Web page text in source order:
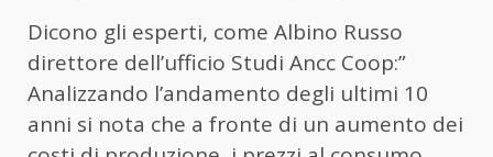
Dicono gli esperti, come Albino Russo
direttore dell’ufficio Studi Ancc Coop:”
Analizzando l’andamento degli ultimi 10
anni si nota che a fronte di un aumento dei